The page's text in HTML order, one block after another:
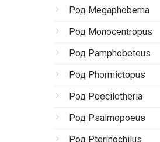
Род Megaphobema
Род Monocentropus
Род Pamphobeteus
Род Phormictopus
Род Poecilotheria
Род Psalmopoeus
Род Pterinochilus